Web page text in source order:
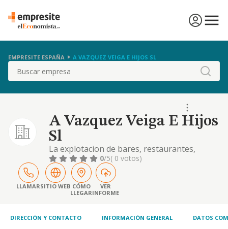
EMPRESITE ESPAÑA A VAZQUEZ VEIGA E HIJOS SL
Buscar
A Vazquez Veiga E Hijos
Sl
La explotacion de bares, restaurantes,
cafeterias, hostales y demas actividades
relacionadas con la hosteleria
0/5( 0 votos)
LLAMARSITIO WEB CÓMO
LLEGAR
VER
INFORME
DIRECCIÓN Y CONTACTO INFORMACIÓN GENERAL DATOS